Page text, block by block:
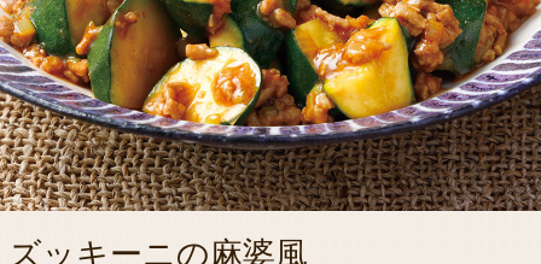
ズッキーニの麻婆風